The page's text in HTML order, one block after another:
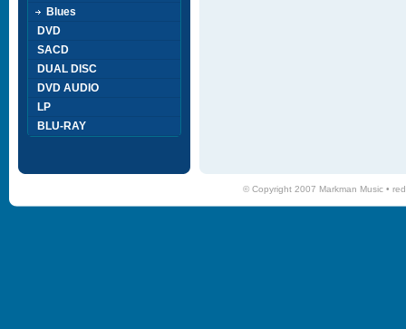
Blues
DVD
SACD
DUAL DISC
DVD AUDIO
LP
BLU-RAY
© Copyright 2007 Markman Music •